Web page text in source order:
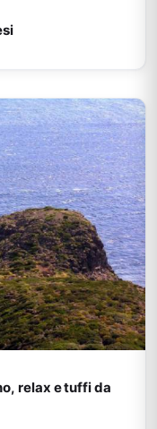
relax e tuffi da